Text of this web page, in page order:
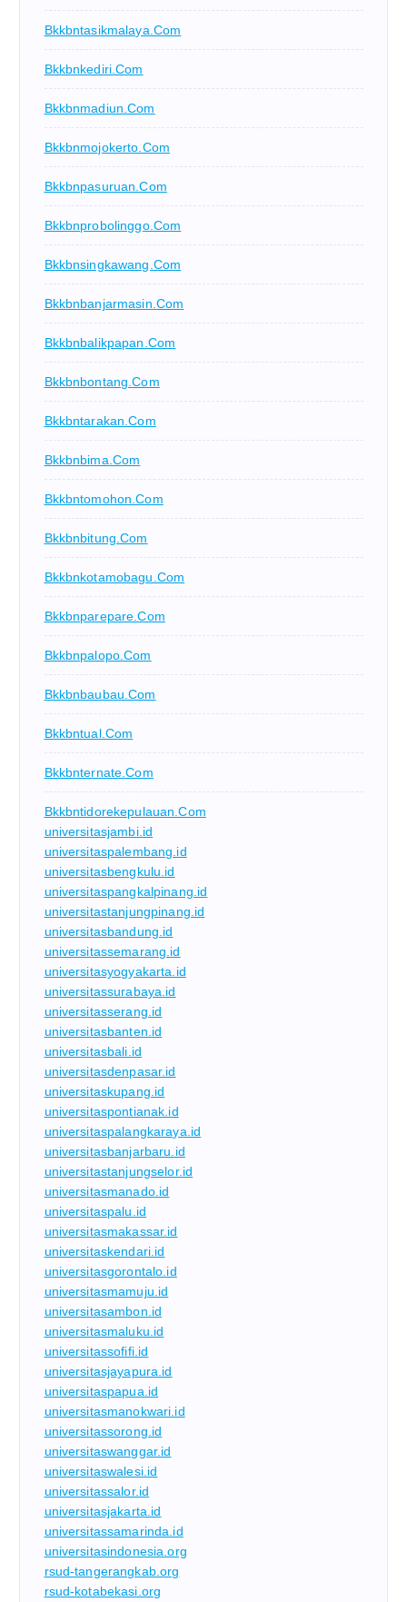
Bkkbntasikmalaya.com
Bkkbnkediri.com
Bkkbnmadiun.com
Bkkbnmojokerto.com
Bkkbnpasuruan.com
Bkkbnprobolinggo.com
Bkkbnsingkawang.com
Bkkbnbanjarmasin.com
Bkkbnbalikpapan.com
Bkkbnbontang.com
Bkkbntarakan.com
Bkkbnbima.com
Bkkbntomohon.com
Bkkbnbitung.com
Bkkbnkotamobagu.com
Bkkbnparepare.com
Bkkbnpalopo.com
Bkkbnbaubau.com
Bkkbntual.com
Bkkbnternate.com
Bkkbntidorekepulauan.com
universitasjambi.id
universitaspalembang.id
universitasbengkulu.id
universitaspangkalpinang.id
universitastanjungpinang.id
universitasbandung.id
universitassemarang.id
universitasyogyakarta.id
universitassurabaya.id
universitasserang.id
universitasbanten.id
universitasbali.id
universitasdenpasar.id
universitaskupang.id
universitaspontianak.id
universitaspalangkaraya.id
universitasbanjarbaru.id
universitastanjungselor.id
universitasmanado.id
universitaspalu.id
universitasmakassar.id
universitaskendari.id
universitasgorontalo.id
universitasmamuju.id
universitasambon.id
universitasmaluku.id
universitassofifi.id
universitasjayapura.id
universitaspapua.id
universitasmanokwari.id
universitassorong.id
universitaswanggar.id
universitaswalesi.id
universitassalor.id
universitasjakarta.id
universitassamarinda.id
universitasindonesia.org
rsud-tangerangkab.org
rsud-kotabekasi.org